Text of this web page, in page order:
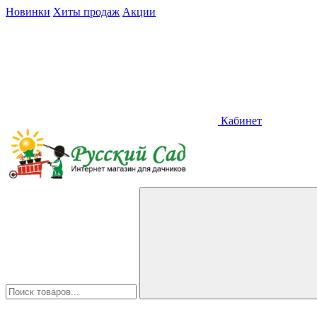
Новинки Хиты продаж Акции
Кабинет